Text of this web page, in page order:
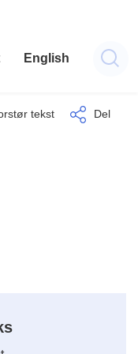
English
tekst Del